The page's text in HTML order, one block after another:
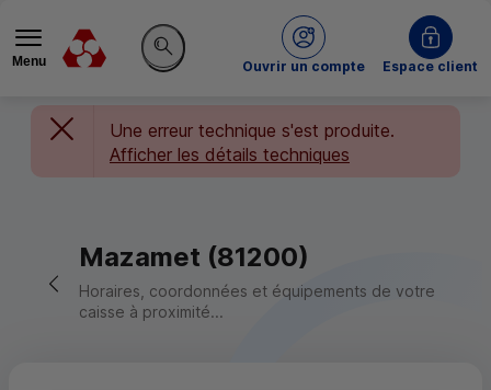
Menu
Rechercher sur le site
Ouvrir un compte
du Crédit MutuelEspace client
Une erreur technique s'est produite.
Afficher les détails techniques
Retour vers la page précédente
Mazamet (81200)
Horaires, coordonnées et équipements de votre
caisse à proximité...